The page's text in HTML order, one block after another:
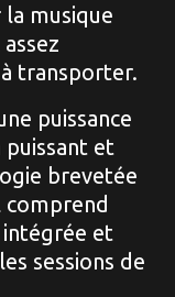
musique
transporter.
puissance
et
brevetée
comprend
et
sessions de